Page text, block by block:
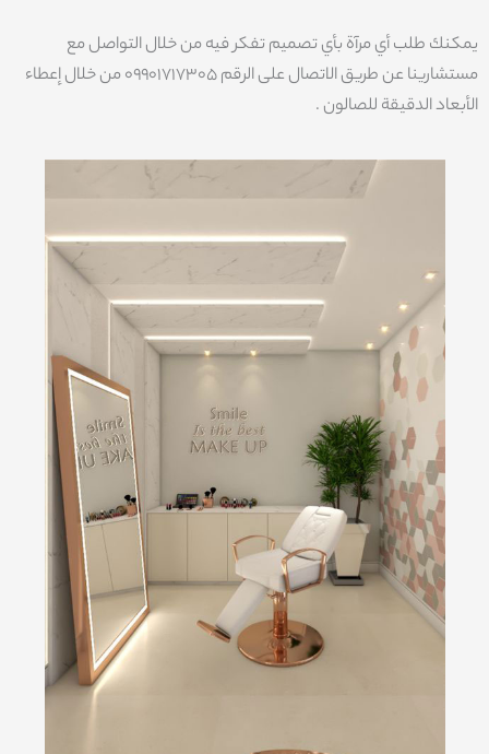
يمكنك طلب أي مرآة بأي تصميم تفكر فيه من خلال التواصل مع
مستشارينا عن طريق الاتصال على الرقم 09901717305 من خلال إعطاء
الأبعاد الدقيقة للصالون .